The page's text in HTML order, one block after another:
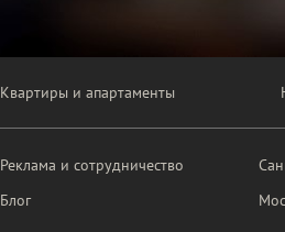
Квартиры и апартаменты
Реклама и сотрудничество
Блог